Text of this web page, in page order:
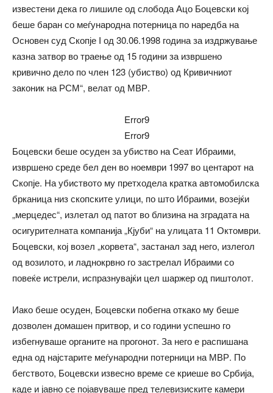
известени дека го лишиле од слобода Ацо Боцевски кој
беше баран со меѓународна потерница по наредба на
Основен суд Скопје І од 30.06.1998 година за издржување
казна затвор во траење од 15 години за извршено
кривично дело по член 123 (убиство) од Кривичниот
законик на РСМ“, велат од МВР.
Error9
Error9
Боцевски беше осуден за убиство на Сеат Ибраими,
извршено среде бел ден во ноември 1997 во центарот на
Скопје. На убиството му претходела кратка автомобилска
брканица низ скопските улици, по што Ибраими, возејќи
„мерцедес“, излетал од патот во близина на зградата на
осигурителната компанија „Кјуби“ на улицата 11 Октомври.
Боцевски, кој возел „корвета“, застанал зад него, излегол
од возилото, и ладнокрвно го застрелал Ибраими со
повеќе истрели, испразнувајќи цел шаржер од пиштолот.
Иако беше осуден, Боцевски побегна откако му беше
дозволен домашен притвор, и со години успешно го
избегнуваше органите на прогонот. За него е распишана
една од најстарите меѓународни потерници на МВР. По
бегството, Боцевски извесно време се криеше во Србија,
каде и јавно се појавуваше пред телевизиските камери